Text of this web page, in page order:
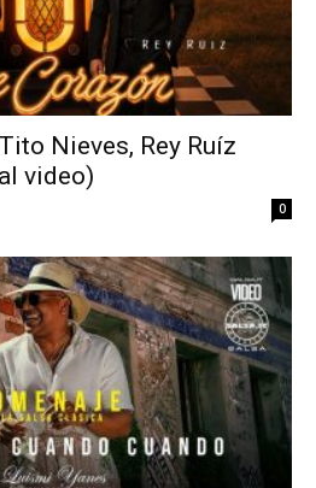
Nieves, Rey Ruíz
video)
0